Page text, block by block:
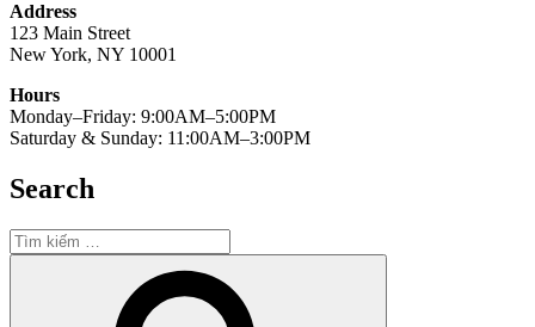
Address
123 Main Street
New York, NY 10001
Hours
Monday–Friday: 9:00AM–5:00PM
Saturday & Sunday: 11:00AM–3:00PM
Search
Tìm
kiếm: